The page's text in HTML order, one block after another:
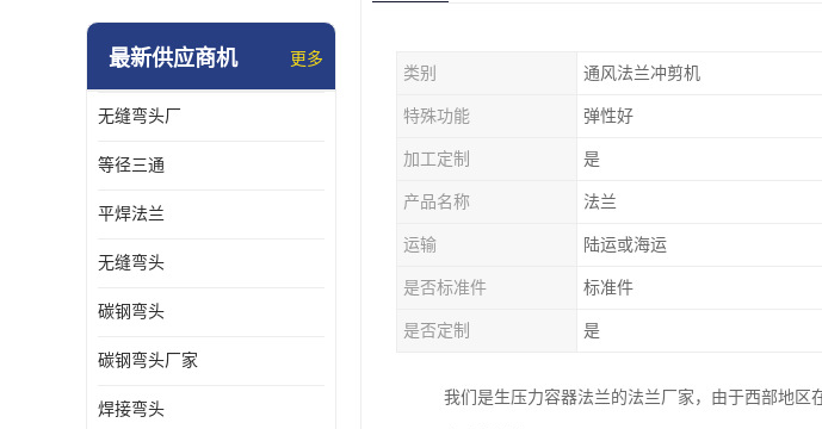
冲压弯头
热压弯头
镀锌弯头
最新供应商机 更多
无缝弯头厂
等径三通
平焊法兰
无缝弯头
碳钢弯头
碳钢弯头厂家
焊接弯头
类别 通风法兰冲剪机
特殊功能 弹性好
加工定制 是
产品名称 法兰
运输 陆运或海运
是否标准件 标准件
是否定制 是
我们是生压力容器法兰的法兰厂家，由于西部地